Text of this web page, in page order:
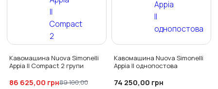
Кавомашина Nuova Simonelli
Appia II Compact 2 групи
86 625,00 грн89 100,00
Кавомашина Nuova Simonelli
Appia II однопостова
74 250,00 грн